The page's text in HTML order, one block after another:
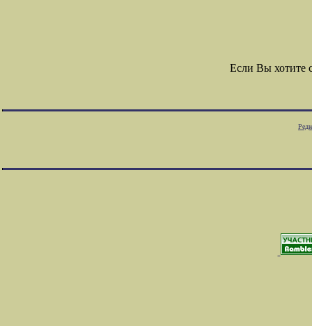
Если Вы хотите